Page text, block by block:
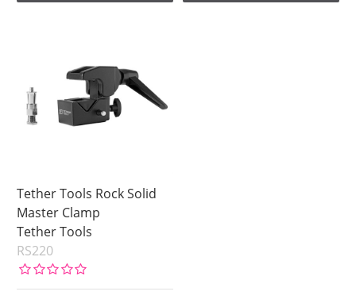
Tether Tools Rock Solid
Master Clamp
Tether Tools
RS220